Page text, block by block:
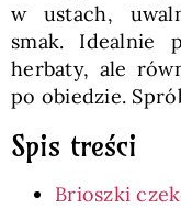
w ustach,
smak. Idealnie
herbaty, ale
po obiedzie.
Spis treści
Brioszki